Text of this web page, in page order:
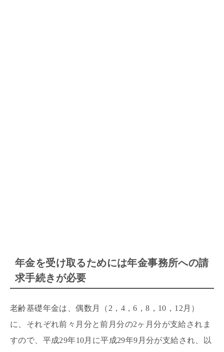
年金を受け取るためには年金事務所への請
求手続きが必要
老齢基礎年金は、偶数月（2，4，6，8，10，12月）
に、それぞれ前々月分と前月分の2ヶ月分が支給されま
すので、平成29年10月に平成29年9月分が支給され、以